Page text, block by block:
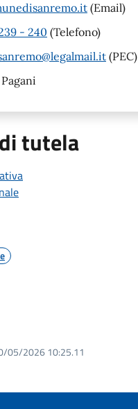
(Email)
- 240 (Telefono)
(PEC)
Pagani
tutela
05/2026 10:25.11